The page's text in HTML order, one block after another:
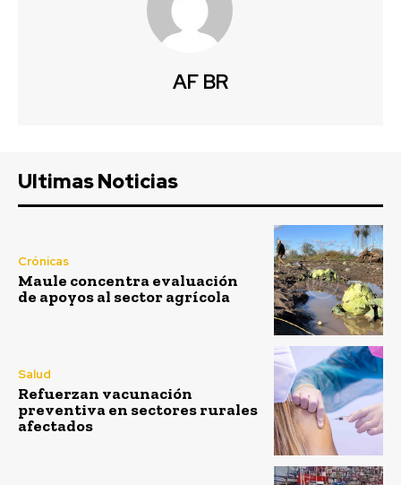
AF BR
Ultimas Noticias
Crónicas
Maule concentra evaluación
de apoyos al sector agrícola
Salud
Refuerzan vacunación
preventiva en sectores rurales
afectados